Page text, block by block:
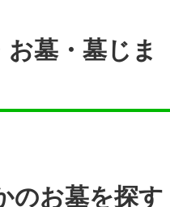
墓・墓じま
のお墓を探す